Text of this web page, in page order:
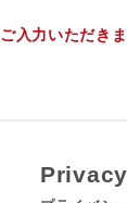
ご入力いただき